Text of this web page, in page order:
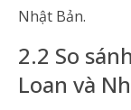
Nhật Bản.
2.2 So
Loan và